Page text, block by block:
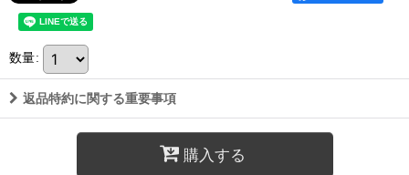
数量:
返品特約に関する重要事項
購入する